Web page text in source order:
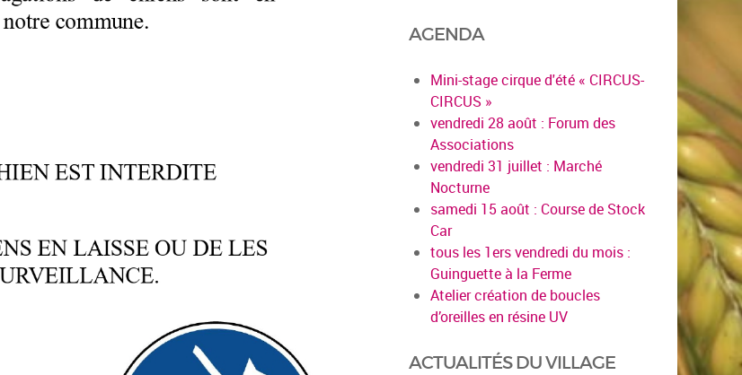
AGENDA
Mini-stage cirque d'été « CIRCUS-
CIRCUS »
vendredi 28 août : Forum des
Associations
vendredi 31 juillet : Marché
Nocturne
samedi 15 août : Course de Stock
Car
tous les 1ers vendredi du mois :
Guinguette à la Ferme
Atelier création de boucles
d’oreilles en résine UV
ACTUALITÉS DU VILLAGE